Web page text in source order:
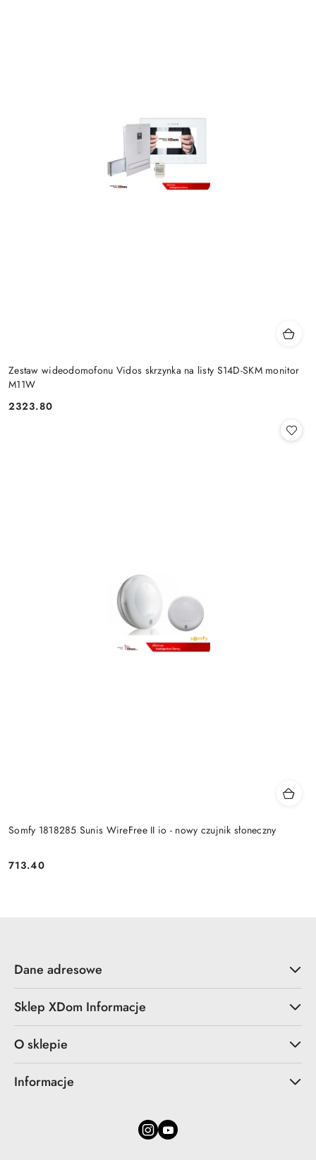
Zestaw wideodomofonu Vidos skrzynka na listy S14D-SKM monitor
M11W
Cena:
2323.80
Somfy 1818285 Sunis WireFree II io - nowy czujnik słoneczny
Cena:
713.40
Dane adresowe
Sklep XDom Informacje
O sklepie
Informacje